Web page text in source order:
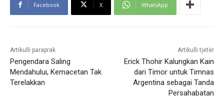
Facebook X WhatsApp
Artikulli paraprak
Pengendara Saling
Mendahului, Kemacetan Tak
Terelakkan
Artikulli tjetër
Erick Thohir Kalungkan Kain
dari Timor untuk Timnas
Argentina sebagai Tanda
Persahabatan